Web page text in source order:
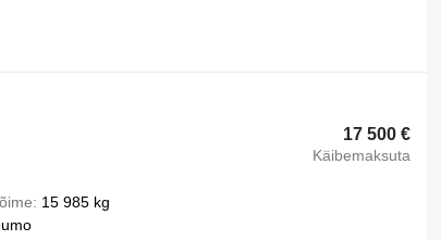
17 500 €
Käibemaksuta
15 985 kg